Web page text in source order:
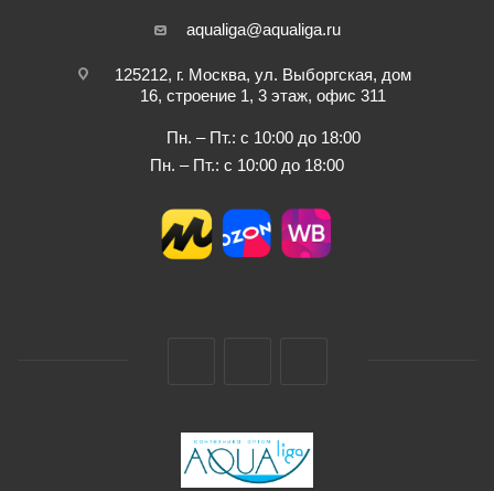
aqualiga@aqualiga.ru
125212, г. Москва, ул. Выборгская, дом
16, строение 1, 3 этаж, офис 311
Пн. – Пт.: с 10:00 до 18:00
Пн. – Пт.: с 10:00 до 18:00